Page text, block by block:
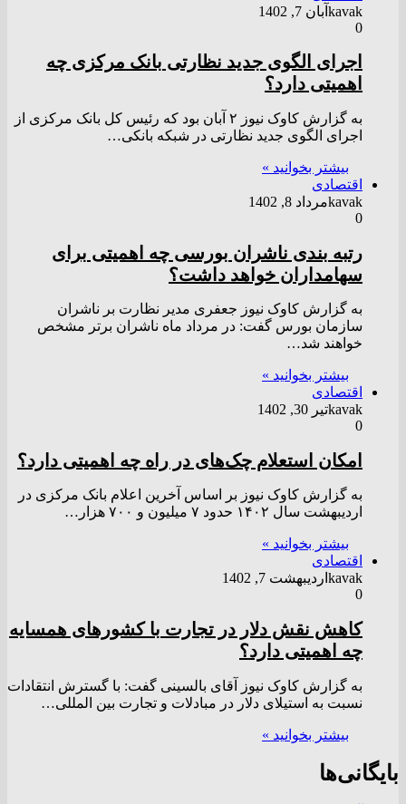
kavak آبان 7, 1402
0
اجرای الگوی جدید نظارتی بانک مرکزی چه
اهمیتی دارد؟
به گزارش کاوک نیوز ۲ آبان بود که رئیس کل بانک مرکزی از
اجرای الگوی جدید نظارتی در شبکه بانکی…
بیشتر بخوانید »
اقتصادی
kavakمرداد 8, 1402
0
رتبه بندی ناشران بورسی چه اهمیتی برای
سهامداران خواهد داشت؟
به گزارش کاوک نیوز جعفری مدیر نظارت بر ناشران
سازمان بورس گفت: در مرداد ماه ناشران برتر مشخص
خواهند شد…
بیشتر بخوانید »
اقتصادی
kavakتیر 30, 1402
0
امکان استعلام چک‌های در راه چه اهمیتی دارد؟
به گزارش کاوک نیوز بر اساس آخرین اعلام بانک مرکزی در
اردیبهشت‌ سال ۱۴۰۲ حدود ۷ میلیون و ۷۰۰ هزار…
بیشتر بخوانید »
اقتصادی
kavak اردیبهشت 7, 1402
0
کاهش نقش دلار در تجارت با کشور‌های همسایه
چه اهمیتی دارد؟
به گزارش کاوک نیوز آقای بالسینی گفت: با گسترش انتقادات
نسبت به استیلای دلار در مبادلات و تجارت بین المللی…
بیشتر بخوانید »
بایگانی‌ها